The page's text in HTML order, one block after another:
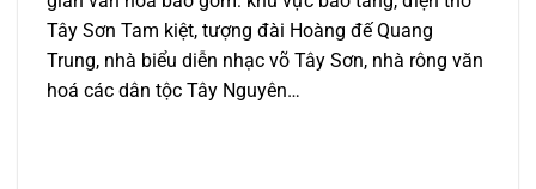
Tây Sơn Tam kiệt, tượng đài Hoàng đế Quang
Trung, nhà biểu diễn nhạc võ Tây Sơn, nhà rông văn
hoá các dân tộc Tây Nguyên…